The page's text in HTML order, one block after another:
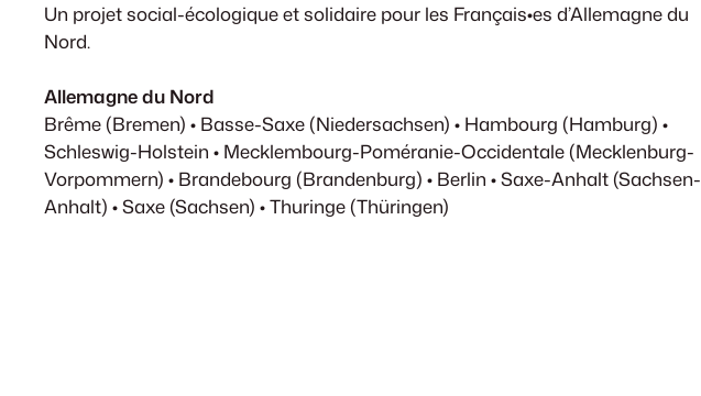
Un projet social-écologique et solidaire pour les Français•es d’Allemagne du
Nord.
Allemagne du Nord
Brême (Bremen) • Basse-Saxe (Niedersachsen) • Hambourg (Hamburg) •
Schleswig-Holstein • Mecklembourg-Poméranie-Occidentale (Mecklenburg-
Vorpommern) • Brandebourg (Brandenburg) • Berlin • Saxe-Anhalt (Sachsen-
Anhalt) • Saxe (Sachsen) • Thuringe (Thüringen)